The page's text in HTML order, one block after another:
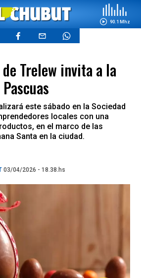
90.1 Mhz
Trelew invita a la
este sábado en la Sociedad
locales con una
en el marco de las
Santa en la ciudad.
03/04/2026 - 18.38.hs